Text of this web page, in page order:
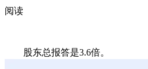
阅读
股东总报答是3.6倍。